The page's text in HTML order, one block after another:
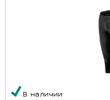
В наличии